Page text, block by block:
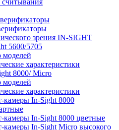
считывания
зрения IN-SIGHT
5600/5705
моделей
характеристики
8000/ Micro
моделей
характеристики
камеры In-Sight 8000
камеры In-Sight 8000 цветные
камеры In-Sight Micro высокого